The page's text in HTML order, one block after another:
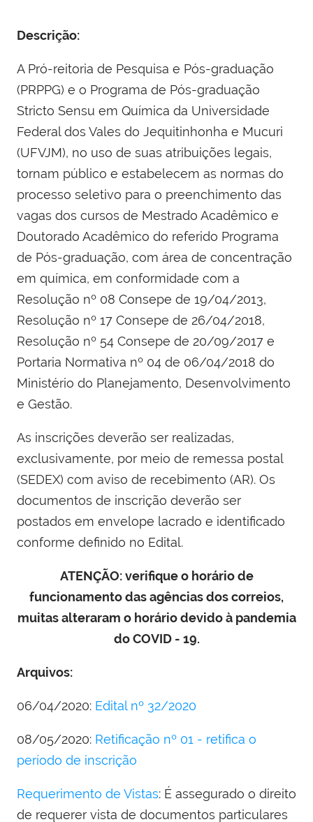
Descrição:
A Pró-reitoria de Pesquisa e Pós-graduação
(PRPPG) e o Programa de Pós-graduação
Stricto Sensu em Química da Universidade
Federal dos Vales do Jequitinhonha e Mucuri
(UFVJM), no uso de suas atribuições legais,
tornam público e estabelecem as normas do
processo seletivo para o preenchimento das
vagas dos cursos de Mestrado Acadêmico e
Doutorado Acadêmico do referido Programa
de Pós-graduação, com área de concentração
em química, em conformidade com a
Resolução nº 08 Consepe de 19/04/2013,
Resolução nº 17 Consepe de 26/04/2018,
Resolução nº 54 Consepe de 20/09/2017 e
Portaria Normativa nº 04 de 06/04/2018 do
Ministério do Planejamento, Desenvolvimento
e Gestão.
As inscrições deverão ser realizadas,
exclusivamente, por meio de remessa postal
(SEDEX) com aviso de recebimento (AR). Os
documentos de inscrição deverão ser
postados em envelope lacrado e identificado
conforme definido no Edital.
ATENÇÃO: verifique o horário de
funcionamento das agências dos correios,
muitas alteraram o horário devido à pandemia
do COVID - 19.
Arquivos:
06/04/2020: Edital nº 32/2020
08/05/2020: Retificação nº 01 - retifica o
período de inscrição
Requerimento de Vistas: É assegurado o direito
de requerer vista de documentos particulares